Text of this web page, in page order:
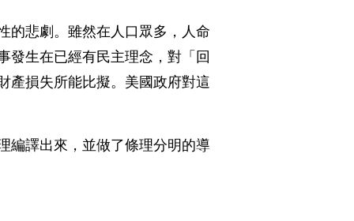
的悲劇。雖然在人口眾多，人命
發生在已經有民主理念，對「回
產損失所能比擬。美國政府對這
編譯出來，並做了條理分明的導